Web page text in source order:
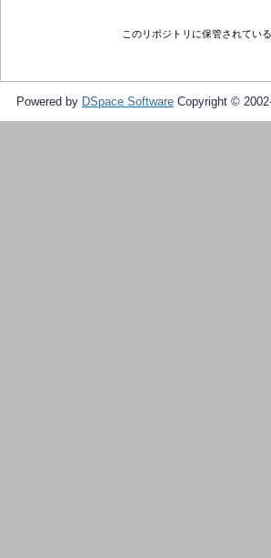
このリポジトリに保管されてい
Powered by DSpace Software Copyright ©